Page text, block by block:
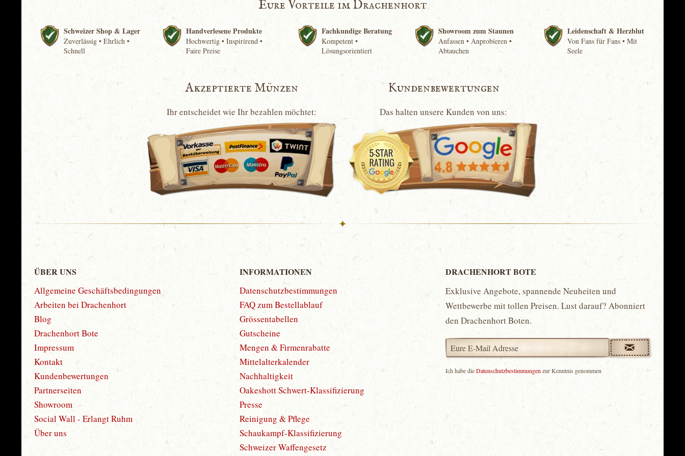
Eure Vorteile im Drachenhort
Schweizer Shop & Lager
Zuverlässig • Ehrlich •
Schnell
Handverlesene Produkte
Hochwertig • Inspirirend •
Faire Preise
Fachkundige Beratung
Kompetent •
Lösungsorientiert
Showroom zum Staunen
Anfassen • Anprobieren •
Abtauchen
Leidenschaft & Herzblut
Von Fans für Fans • Mit
Seele
Akzeptierte Münzen
Ihr entscheidet wie Ihr bezahlen möchtet:
Kundenbewertungen
Das halten unsere Kunden von uns:
✦
ÜBER UNS
Allgemeine Geschäftsbedingungen
Arbeiten bei Drachenhort
Blog
Drachenhort Bote
Impressum
Kontakt
Kundenbewertungen
Partnerseiten
Showroom
Social Wall - Erlangt Ruhm
Über uns
INFORMATIONEN
Datenschutzbestimmungen
FAQ zum Bestellablauf
Grössentabellen
Gutscheine
Mengen & Firmenrabatte
Mittelalterkalender
Nachhaltigkeit
Oakeshott Schwert-Klassifizierung
Presse
Reinigung & Pflege
Schaukampf-Klassifizierung
Schweizer Waffengesetz
DRACHENHORT BOTE
Exklusive Angebote, spannende Neuheiten und
Wettbewerbe mit tollen Preisen. Lust darauf? Abonniert
den Drachenhort Boten.
Ich habe dieDatenschutzbestimmungen zur Kenntnis genommen